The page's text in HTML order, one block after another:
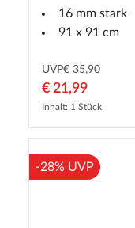
16 mm stark
91 x 91 cm
UVP€ 35,90
€ 21,99
Inhalt: 1 Stück
-28% UVP